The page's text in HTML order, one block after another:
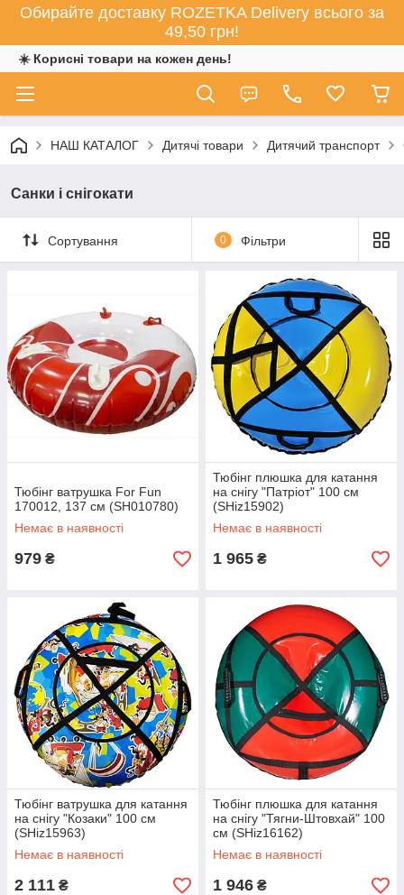
Обирайте доставку ROZETKA Delivery всього за
49,50 грн!
☀️ Корисні товари на кожен день!
НАШ КАТАЛОГ Дитячі товари Дитячий транспорт
Санки і снігокати
Сортування 0 Фільтри
Тюбінг ватрушка For Fun
170012, 137 см (SH010780)
Немає в наявності
979 ₴
Тюбінг плюшка для катання
на снігу "Патріот" 100 см
(SHiz15902)
Немає в наявності
1 965 ₴
Тюбінг ватрушка для катання
на снігу "Козаки" 100 см
(SHiz15963)
Немає в наявності
2 111 ₴
Тюбінг плюшка для катання
на снігу "Тягни-Штовхай" 100
см (SHiz16162)
Немає в наявності
1 946 ₴